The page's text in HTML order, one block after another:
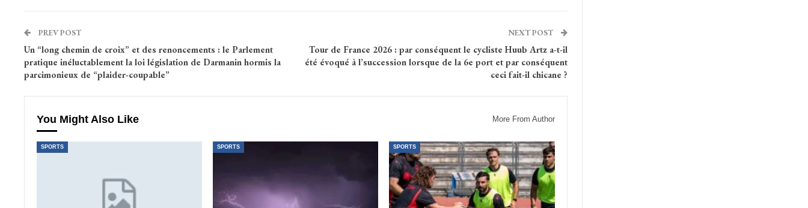
PREV POST
Un “long chemin de croix” et des renoncements : le Parlement
pratique inéluctablement la loi législation de Darmanin hormis la
parcimonieux de “plaider-coupable”
NEXT POST
Tour de France 2026 : par conséquent le cycliste Huub Artz a-t-il
été évoqué à l’succession lorsque de la 6e port et par conséquent
ceci fait-il chicane ?
You Might Also Like More From Author
SPORTS SPORTS SPORTS